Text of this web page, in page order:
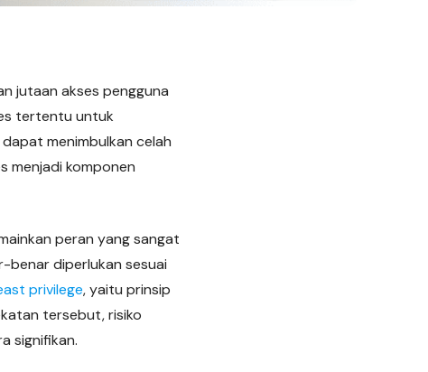
jutaan akses pengguna
tertentu untuk
menimbulkan celah
menjadi komponen
peran yang sangat
benar diperlukan sesuai
privilege, yaitu prinsip
tersebut, risiko
signifikan.